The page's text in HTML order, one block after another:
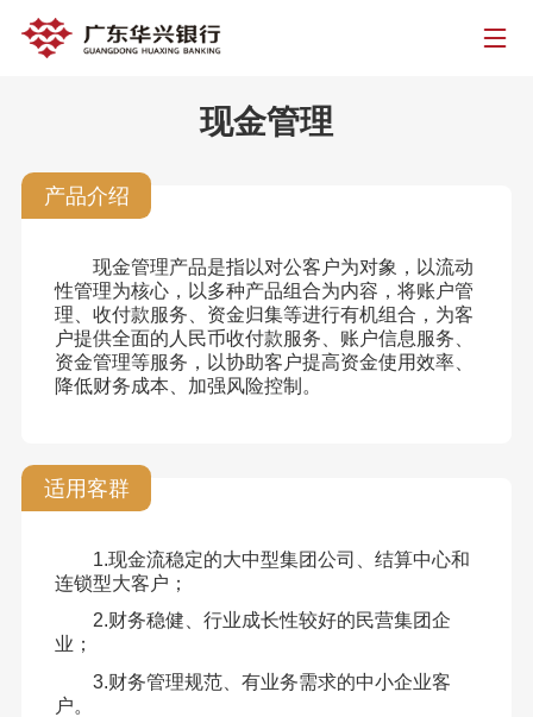
现金管理
产品介绍
现金管理产品是指以对公客户为对象，以流动
性管理为核心，以多种产品组合为内容，将账户管
理、收付款服务、资金归集等进行有机组合，为客
户提供全面的人民币收付款服务、账户信息服务、
资金管理等服务，以协助客户提高资金使用效率、
降低财务成本、加强风险控制。
适用客群
1.现金流稳定的大中型集团公司、结算中心和
连锁型大客户；
2.财务稳健、行业成长性较好的民营集团企
业；
3.财务管理规范、有业务需求的中小企业客
户。